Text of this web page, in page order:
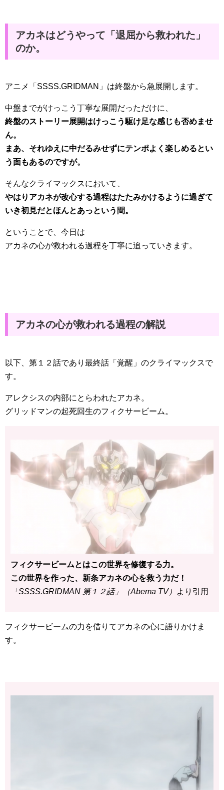
アカネはどうやって「退屈から救われた」
のか。
アニメ「SSSS.GRIDMAN」は終盤から急展開します。
中盤までがけっこう丁寧な展開だっただけに、
終盤のストーリー展開はけっこう駆け足な感じも否めませ
ん。
まあ、それゆえに中だるみせずにテンポよく楽しめるとい
う面もあるのですが。
そんなクライマックスにおいて、
やはりアカネが改心する過程はたたみかけるように過ぎて
いき初見だとほんとあっという間。
ということで、今日は
アカネの心が救われる過程を丁寧に追っていきます。
アカネの心が救われる過程の解説
以下、第１２話であり最終話「覚醒」のクライマックスで
す。
アレクシスの内部にとらわれたアカネ。
グリッドマンの起死回生のフィクサービーム。
フィクサービームとはこの世界を修復する力。
この世界を作った、新条アカネの心を救う力だ！
「SSSS.GRIDMAN 第１２話」（Abema TV）
より引用
フィクサービームの力を借りてアカネの心に語りかけま
す。